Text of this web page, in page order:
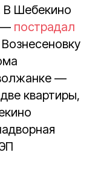
В Шебекино
— пострадал
—
квартиры,